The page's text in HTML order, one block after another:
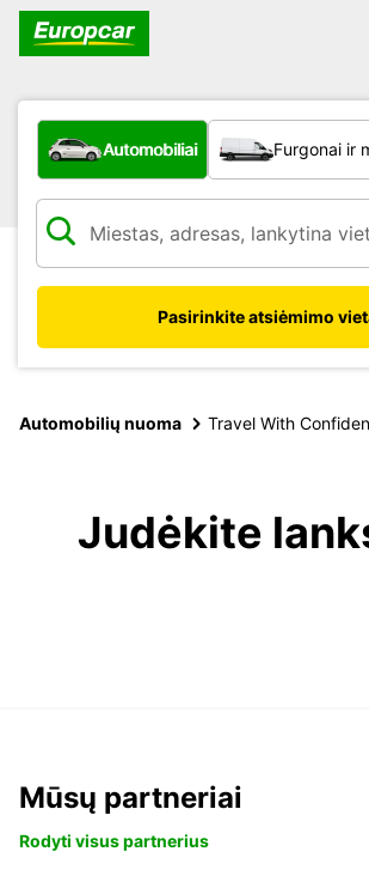
Kokio tipo automobilis?
Automobiliai Furgonai ir
Pasirinkite atsiėmimo
Automobilių nuoma Travel With
Judėkite
Mūsų partneriai
Rodyti visus partnerius